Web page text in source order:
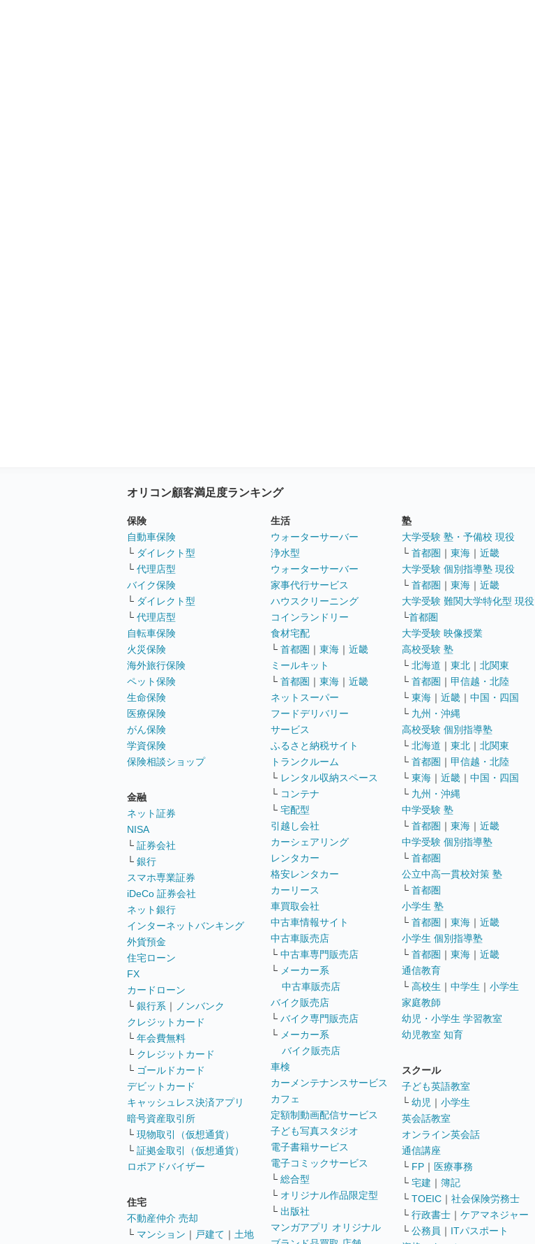
オリコン顧客満足度ランキング
保険
自動車保険
└ ダイレクト型
└ 代理店型
バイク保険
└ ダイレクト型
└ 代理店型
自転車保険
火災保険
海外旅行保険
ペット保険
生命保険
医療保険
がん保険
学資保険
保険相談ショップ
金融
ネット証券
NISA
└ 証券会社
└ 銀行
スマホ専業証券
iDeCo 証券会社
ネット銀行
インターネットバンキング
外貨預金
住宅ローン
FX
カードローン
└ 銀行系 ｜
ノンバンク
クレジットカード
└ 年会費無料
└ クレジットカード
└ ゴールドカード
デビットカード
キャッシュレス決済アプリ
暗号資産取引所
└ 現物取引（仮想通貨）
└ 証拠金取引（仮想通貨）
ロボアドバイザー
住宅
不動産仲介 売却
└ マンション ｜ 戸建て ｜ 土地
生活
ウォーターサーバー
浄水型
ウォーターサーバー
家事代行サービス
ハウスクリーニング
コインランドリー
食材宅配
└ 首都圏 ｜ 東海 ｜ 近畿
ミールキット
└ 首都圏 ｜ 東海 ｜ 近畿
ネットスーパー
フードデリバリー
サービス
ふるさと納税サイト
トランクルーム
└ レンタル収納スペース
└ コンテナ
└ 宅配型
引越し会社
カーシェアリング
レンタカー
格安レンタカー
カーリース
車買取会社
中古車情報サイト
中古車販売店
└ 中古車専門販売店
└ メーカー系
中古車販売店
バイク販売店
└ バイク専門販売店
└ メーカー系
バイク販売店
車検
カーメンテナンスサービス
カフェ
定額制動画配信サービス
子ども写真スタジオ
電子書籍サービス
電子コミックサービス
└ 総合型
└ オリジナル作品限定型
└ 出版社
マンガアプリ オリジナル
塾
大学受験 塾・予備校 現役
└ 首都圏 ｜ 東海 ｜ 近畿
大学受験 個別指導塾 現役
└ 首都圏 ｜ 東海 ｜ 近畿
大学受験 難関大学特化型 現役
└首都圏
大学受験 映像授業
高校受験 塾
└ 北海道 ｜ 東北 ｜ 北関東
└ 首都圏 ｜ 甲信越・北陸
└ 東海 ｜ 近畿 ｜ 中国・四国
└ 九州・沖縄
高校受験 個別指導塾
└ 北海道 ｜ 東北 ｜ 北関東
└ 首都圏 ｜ 甲信越・北陸
└ 東海 ｜ 近畿 ｜ 中国・四国
└ 九州・沖縄
中学受験 塾
└ 首都圏 ｜ 東海 ｜ 近畿
中学受験 個別指導塾
└ 首都圏
公立中高一貫校対策 塾
└ 首都圏
小学生 塾
└ 首都圏 ｜ 東海 ｜ 近畿
小学生 個別指導塾
└ 首都圏 ｜ 東海 ｜ 近畿
通信教育
└ 高校生 ｜ 中学生 ｜ 小学生
家庭教師
幼児・小学生 学習教室
幼児教室 知育
スクール
子ども英語教室
└ 幼児 ｜ 小学生
英会話教室
オンライン英会話
通信講座
└ FP ｜ 医療事務
└ 宅建 ｜ 簿記
└ TOEIC ｜ 社会保険労務士
└ 行政書士 ｜ ケアマネジャー
└ 公務員 ｜ ITパスポート